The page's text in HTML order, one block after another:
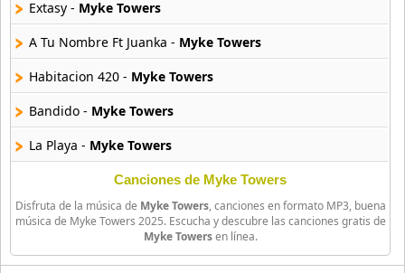
Jaden Smith
8 músicas online
Jaze
29 músicas online
Jeezy
15 músicas online
Joa El Super Mc
Extasy - Myke Towers
A Tu Nombre Ft Juanka - Myke Towers
Habitacion 420 - Myke Towers
Bandido - Myke Towers
La Playa - Myke Towers
Myke Towers
Niveles - Myke Towers
Mi Lova Ft Bad Gyal -
Canciones de Myke Towers
Disfruta de la música de Myke Towers, canciones en formato MP3, buena
música de Myke Towers 2025. Escucha y descubre las canciones gratis de
Myke Towersen línea.